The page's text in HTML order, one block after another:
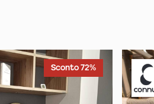
Sconto 72%